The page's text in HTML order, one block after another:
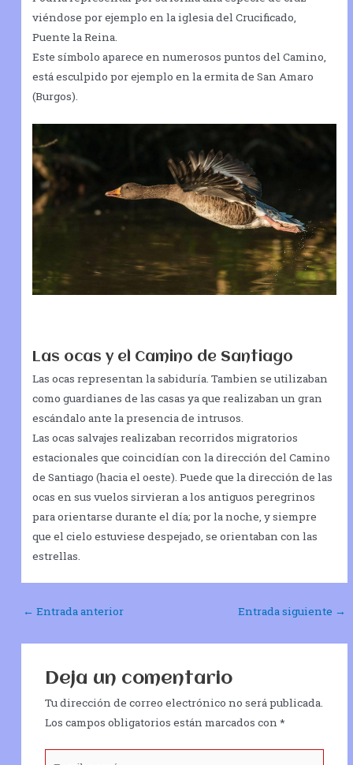
viéndose por ejemplo en la iglesia del Crucificado,
Puente la Reina.
Este símbolo aparece en numerosos puntos del Camino,
está esculpido por ejemplo en la ermita de San Amaro
(Burgos).
Las ocas y el Camino de Santiago
Las ocas representan la sabiduría. Tambien se utilizaban
como guardianes de las casas ya que realizaban un gran
escándalo ante la presencia de intrusos.
Las ocas salvajes realizaban recorridos migratorios
estacionales que coincidían con la dirección del Camino
de Santiago (hacia el oeste). Puede que la dirección de las
ocas en sus vuelos sirvieran a los antiguos peregrinos
para orientarse durante el día; por la noche, y siempre
que el cielo estuviese despejado, se orientaban con las
estrellas.
Navegación
entradas
← Entrada anterior Entrada siguiente →
Deja un comentario
Tu dirección de correo electrónico no será publicada.
Los campos obligatorios están marcados con *